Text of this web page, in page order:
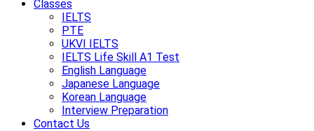
Classes
IELTS
PTE
UKVI IELTS
IELTS Life Skill A1 Test
English Language
Japanese Language
Korean Language
Interview Preparation
Contact Us